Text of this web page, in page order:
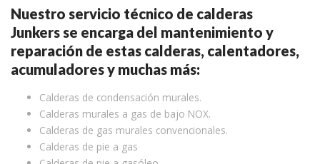
Nuestro servicio técnico de calderas
Junkers se encarga del mantenimiento y
reparación de estas calderas, calentadores,
acumuladores y muchas más:
Calderas de condensación murales.
Calderas murales a gas de bajo NOX.
Calderas de gas murales convencionales.
Calderas de pie a gas